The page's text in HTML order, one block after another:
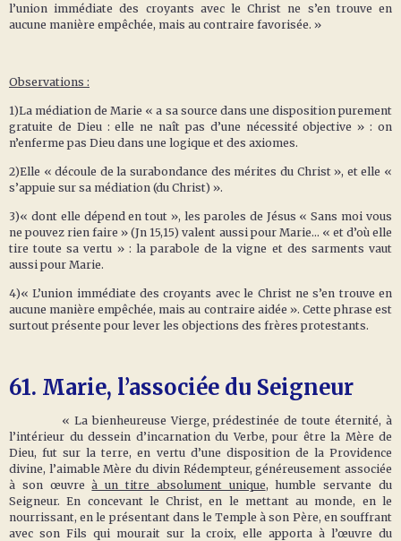
l’union immédiate des croyants avec le Christ ne s’en trouve en
aucune manière empêchée, mais au contraire favorisée. »
Observations :
1)La médiation de Marie « a sa source dans une disposition purement
gratuite de Dieu : elle ne naît pas d’une nécessité objective » : on
n’enferme pas Dieu dans une logique et des axiomes.
2)Elle « découle de la surabondance des mérites du Christ », et elle «
s’appuie sur sa médiation (du Christ) ».
3)« dont elle dépend en tout », les paroles de Jésus « Sans moi vous
ne pouvez rien faire » (Jn 15,15) valent aussi pour Marie… « et d’où elle
tire toute sa vertu » : la parabole de la vigne et des sarments vaut
aussi pour Marie.
4)« L’union immédiate des croyants avec le Christ ne s’en trouve en
aucune manière empêchée, mais au contraire aidée ». Cette phrase est
surtout présente pour lever les objections des frères protestants.
61. Marie, l’associée du Seigneur
« La bienheureuse Vierge, prédestinée de toute éternité, à
l’intérieur du dessein d’incarnation du Verbe, pour être la Mère de
Dieu, fut sur la terre, en vertu d’une disposition de la Providence
divine, l’aimable Mère du divin Rédempteur, généreusement associée
à son œuvreà un titre absolument unique, humble servante du
Seigneur. En concevant le Christ, en le mettant au monde, en le
nourrissant, en le présentant dans le Temple à son Père, en souffrant
avec son Fils qui mourait sur la croix, elle apporta à l’œuvre du